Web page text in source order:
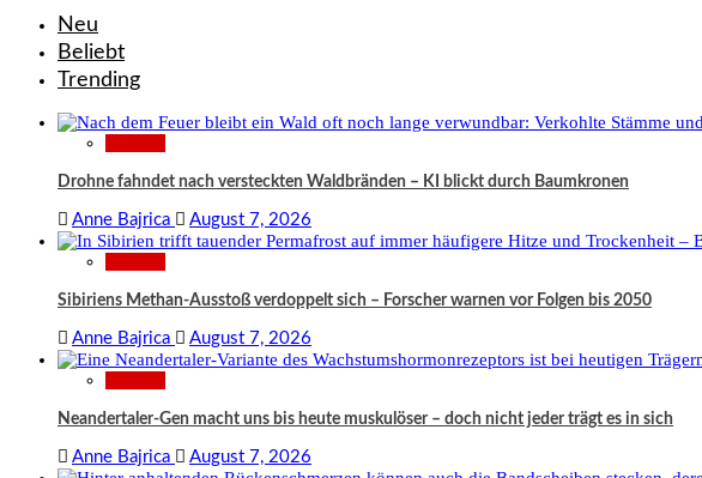
Neu
Beliebt
Trending
Drohne fahndet nach versteckten Waldbränden – KI blickt durch Baumkronen
Anne Bajrica August 7, 2026
Sibiriens Methan-Ausstoß verdoppelt sich – Forscher warnen vor Folgen bis 2050
Anne Bajrica August 7, 2026
Neandertaler-Gen macht uns bis heute muskulöser – doch nicht jeder trägt es in sich
Anne Bajrica August 7, 2026